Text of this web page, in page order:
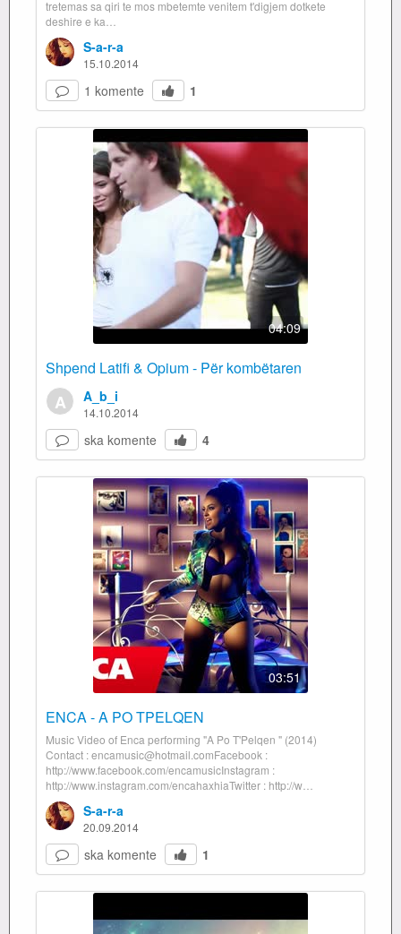
tretemas sa qiri te mos mbetemte venitem t'digjem dotkete
deshire e ka…
S-a-r-a
15.10.2014
1 komente 1
04:09
Shpend Latifi & Opium - Për kombëtaren
A A_b_i
14.10.2014
ska komente 4
03:51
ENCA - A PO TPELQEN
Music Video of Enca performing "A Po T'Pelqen " (2014)
Contact : encamusic@hotmail.comFacebook :
http://www.facebook.com/encamusicInstagram :
http://www.instagram.com/encahaxhiaTwitter : http://w…
S-a-r-a
20.09.2014
ska komente 1